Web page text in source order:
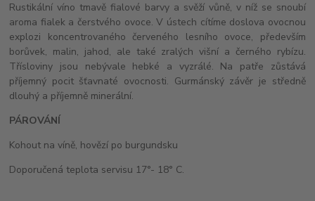
Rustikální víno tmavě fialové barvy a svěží vůně, v níž se snoubí
aroma fialek a čerstvého ovoce. V ústech cítíme doslova ovocnou
explozi koncentrovaného červeného lesního ovoce, především
borůvek, malin, jahod, ale také zralých višní a černého rybízu.
Třísloviny jsou nebývale hebké a vyzrálé. Na patře zůstává
příjemný pocit šťavnaté ovocnosti. Gurmánský závěr je středně
dlouhý a příjemně minerální.
PÁROVÁNÍ
Kohout na víně, hovězí po burgundsku
Doporučená teplota servisu 17°- 18° C.